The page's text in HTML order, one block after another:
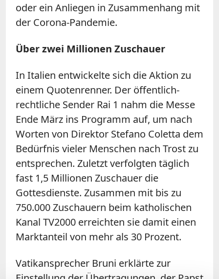
oder ein Anliegen in Zusammenhang mit
der Corona-Pandemie.
Über zwei Millionen Zuschauer
In Italien entwickelte sich die Aktion zu
einem Quotenrenner. Der öffentlich-
rechtliche Sender Rai 1 nahm die Messe
Ende März ins Programm auf, um nach
Worten von Direktor Stefano Coletta dem
Bedürfnis vieler Menschen nach Trost zu
entsprechen. Zuletzt verfolgten täglich
fast 1,5 Millionen Zuschauer die
Gottesdienste. Zusammen mit bis zu
750.000 Zuschauern beim katholischen
Kanal TV2000 erreichten sie damit einen
Marktanteil von mehr als 30 Prozent.
Vatikansprecher Bruni erklärte zur